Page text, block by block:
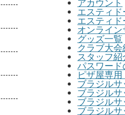
アカウント
エスティ
エスティ
オンライ
グッズ一覧
クラブ大会
スタッフ紹
パスワード
ピザ屋専用
ブラジル
ブラジル
ブラジル
ブラジル